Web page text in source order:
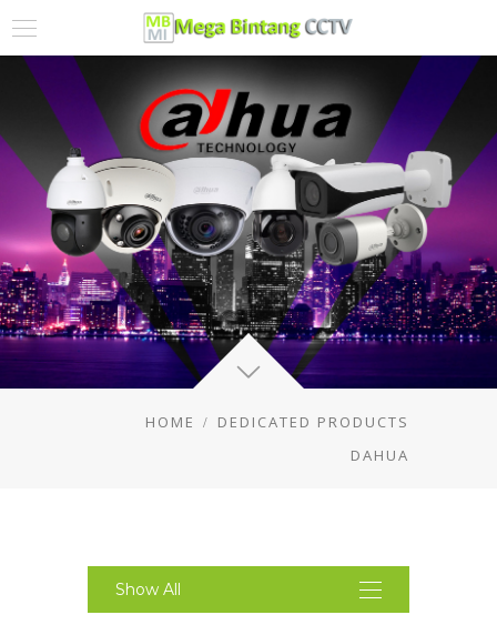
HOME
DEDICATED PRODUCTS
DAHUA
Show All